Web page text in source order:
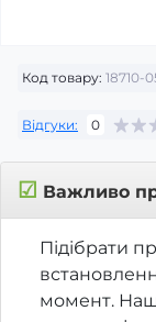
Код товару: 18710-
Відгуки: 0
☑ Важливо
Підібрати
момент.